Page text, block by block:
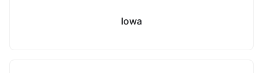
Iowa